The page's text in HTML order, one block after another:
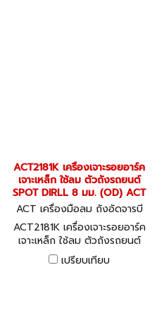
ACT2181K เครื่องเจาะรอยอาร์ค
เจาะเหล็ก ใช้ลม ตัวถังรถยนต์
SPOT DIRLL 8 มม. (OD) ACT
ACT เครื่องมือลม ถังอัดจารบี
อุปกรณ์งานลมต่างๆ ACT2181
K
ACT2181K เครื่องเจาะรอยอาร์ค
เจาะเหล็ก ใช้ลม ตัวถังรถยนต์
SPOT DIRLL 8 มม. (OD) ACT
เปรียบเทียบ